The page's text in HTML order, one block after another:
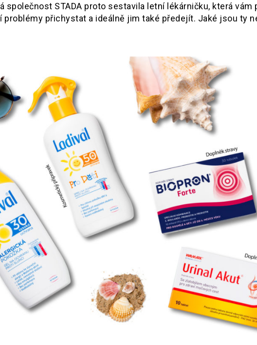
společnost STADA proto sestavila letní lékárničku, která vám
problémy přichystat a ideálně jim také předejít. Jaké jsou ty